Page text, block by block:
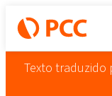
Texto traduzido